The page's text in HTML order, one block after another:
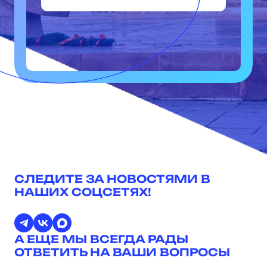
СЛЕДИТЕ ЗА НОВОСТЯМИ В
НАШИХ СОЦСЕТЯХ!
А ЕЩЕ МЫ ВСЕГДА РАДЫ
ОТВЕТИТЬ НА ВАШИ ВОПРОСЫ